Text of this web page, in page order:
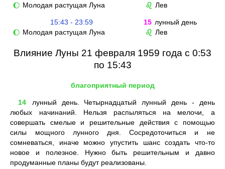
🌔 Молодая растущая Луна ♌ Лев
15:43 - 23:59 15 лунный день
🌔 Молодая растущая Луна ♌ Лев
Влияние Луны 21 февраля 1959 года с 0:53
по 15:43
благоприятный период
14
лунный день. Четырнадцатый лунный день - день
любых начинаний. Нельзя распыляться на мелочи, а
совершать смелые и решительные действия с помощью
силы мощного лунного дня. Сосредоточиться и не
сомневаться, иначе можно упустить шанс создать что-то
новое и полезное. Нужно быть решительным и давно
продуманные планы будут реализованы.